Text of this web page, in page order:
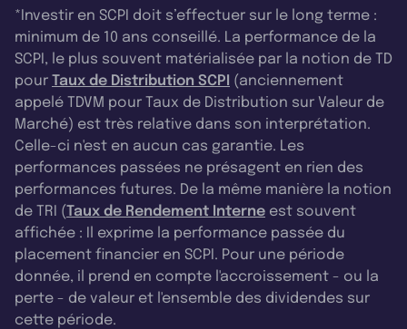
*Investir en SCPI doit s’effectuer sur le long terme :
minimum de 10 ans conseillé. La performance de la
SCPI, le plus souvent matérialisée par la notion de TD
pour Taux de Distribution SCPI (anciennement
appelé TDVM pour Taux de Distribution sur Valeur de
Marché) est très relative dans son interprétation.
Celle-ci n'est en aucun cas garantie. Les
performances passées ne présagent en rien des
performances futures. De la même manière la notion
de TRI (Taux de Rendement Interne est souvent
affichée : Il exprime la performance passée du
placement financier en SCPI. Pour une période
donnée, il prend en compte l'accroissement - ou la
perte - de valeur et l'ensemble des dividendes sur
cette période.